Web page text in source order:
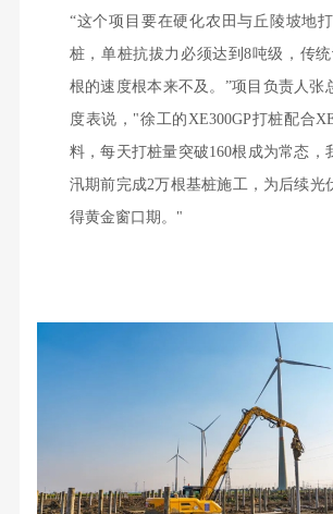
“这个项目要在硬化农田与丘陵坡地
桩，单桩抗拔力必须达到8吨级，传
根的速度根本来不及。”项目负责人张
度表说，"徐工的XE300GP打桩配合
料，每天打桩量突破160根成为常态，
汛期前完成2万根基桩施工，为后续光
得黄金窗口期。"